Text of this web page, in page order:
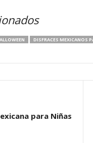
DISFRACES MEXICANOS
para Niñas